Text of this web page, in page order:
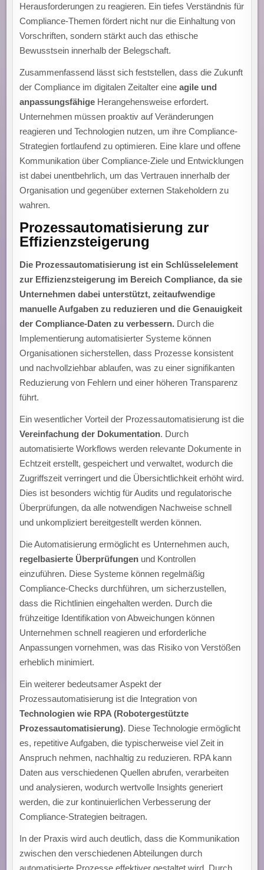
Herausforderungen zu reagieren. Ein tiefes Verständnis für
Compliance-Themen fördert nicht nur die Einhaltung von
Vorschriften, sondern stärkt auch das ethische
Bewusstsein innerhalb der Belegschaft.
Zusammenfassend lässt sich feststellen, dass die Zukunft
der Compliance im digitalen Zeitalter eineagile und
anpassungsfähige Herangehensweise erfordert.
Unternehmen müssen proaktiv auf Veränderungen
reagieren und Technologien nutzen, um ihre Compliance-
Strategien fortlaufend zu optimieren. Eine klare und offene
Kommunikation über Compliance-Ziele und Entwicklungen
ist dabei unentbehrlich, um das Vertrauen innerhalb der
Organisation und gegenüber externen Stakeholdern zu
wahren.
Prozessautomatisierung zur
Effizienzsteigerung
Die Prozessautomatisierung ist ein Schlüsselelement
zur Effizienzsteigerung im Bereich Compliance, da sie
Unternehmen dabei unterstützt, zeitaufwendige
manuelle Aufgaben zu reduzieren und die Genauigkeit
der Compliance-Daten zu verbessern. Durch die
Implementierung automatisierter Systeme können
Organisationen sicherstellen, dass Prozesse konsistent
und nachvollziehbar ablaufen, was zu einer signifikanten
Reduzierung von Fehlern und einer höheren Transparenz
führt.
Ein wesentlicher Vorteil der Prozessautomatisierung ist die
Vereinfachung der Dokumentation. Durch
automatisierte Workflows werden relevante Dokumente in
Echtzeit erstellt, gespeichert und verwaltet, wodurch die
Zugriffszeit verringert und die Übersichtlichkeit erhöht wird.
Dies ist besonders wichtig für Audits und regulatorische
Überprüfungen, da alle notwendigen Nachweise schnell
und unkompliziert bereitgestellt werden können.
Die Automatisierung ermöglicht es Unternehmen auch,
regelbasierte Überprüfungen und Kontrollen
einzuführen. Diese Systeme können regelmäßig
Compliance-Checks durchführen, um sicherzustellen,
dass die Richtlinien eingehalten werden. Durch die
frühzeitige Identifikation von Abweichungen können
Unternehmen schnell reagieren und erforderliche
Anpassungen vornehmen, was das Risiko von Verstößen
erheblich minimiert.
Ein weiterer bedeutsamer Aspekt der
Prozessautomatisierung ist die Integration von
Technologien wie RPA (Robotergestützte
Prozessautomatisierung). Diese Technologie ermöglicht
es, repetitive Aufgaben, die typischerweise viel Zeit in
Anspruch nehmen, nachhaltig zu reduzieren. RPA kann
Daten aus verschiedenen Quellen abrufen, verarbeiten
und analysieren, wodurch wertvolle Insights generiert
werden, die zur kontinuierlichen Verbesserung der
Compliance-Strategien beitragen.
In der Praxis wird auch deutlich, dass die Kommunikation
zwischen den verschiedenen Abteilungen durch